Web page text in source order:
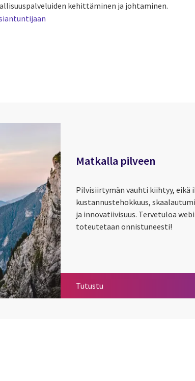
kehittäminen ja johtaminen.
Matkalla pilveen
Pilvisiirtymän vauhti kiihtyy, eikä
kustannustehokkuus,
ja innovatiivisuus. Tervetuloa
toteutetaan onnistuneesti!
Tutustu